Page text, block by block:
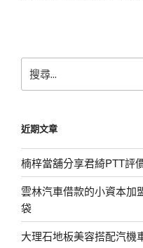
尋
字:
近期文章
楠梓當舖分享君綺PTT評
雲林汽車借款的小資本加
袋
大理石地板美容搭配汽機